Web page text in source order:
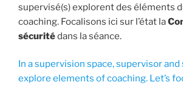
supervisé(s) explorent des éléments
coaching. Focalisons ici sur l’état la
sécuritédans la séance.
In a supervision space, supervisor
explore elements of coaching. Let’s